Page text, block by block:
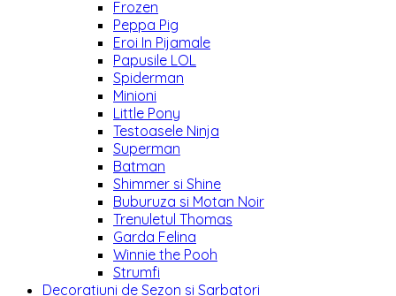
Frozen
Peppa Pig
Eroi In Pijamale
Papusile LOL
Spiderman
Minioni
Little Pony
Testoasele Ninja
Superman
Batman
Shimmer si Shine
Buburuza si Motan Noir
Trenuletul Thomas
Garda Felina
Winnie the Pooh
Strumfi
Decoratiuni de Sezon si Sarbatori